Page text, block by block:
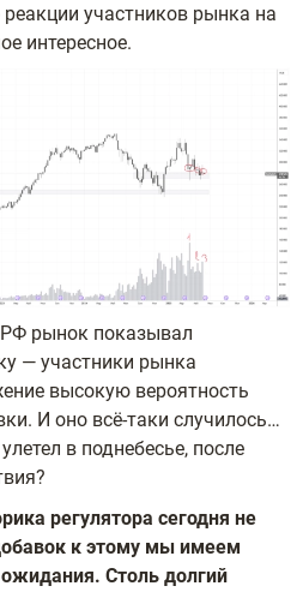
участников рынка на
интересное.
рынок показывал
— участники рынка
высокую вероятность
И оно всё-таки случилось…
в поднебесье, после
регулятора сегодня не
к этому мы имеем
Столь долгий